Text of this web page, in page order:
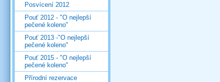
Posvícení 2012
Pouť 2012 - "O nejlepší
pečené koleno"
Pouť 2013 -"O nejlepší
pečené koleno"
Pouť 2015 - "O nejlepší
pečené koleno"
Přírodní rezervace